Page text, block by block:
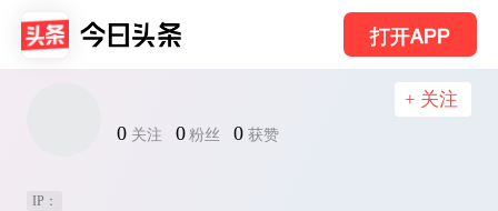
打开APP
0 关注 0 粉丝 0 获赞
+ 关注
IP：